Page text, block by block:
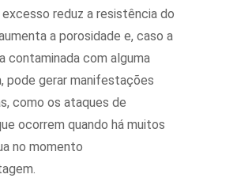
excesso reduz a resistência do
a porosidade e, caso a
contaminada com alguma
pode gerar manifestações
como os ataques de
ocorrem quando há muitos
no momento